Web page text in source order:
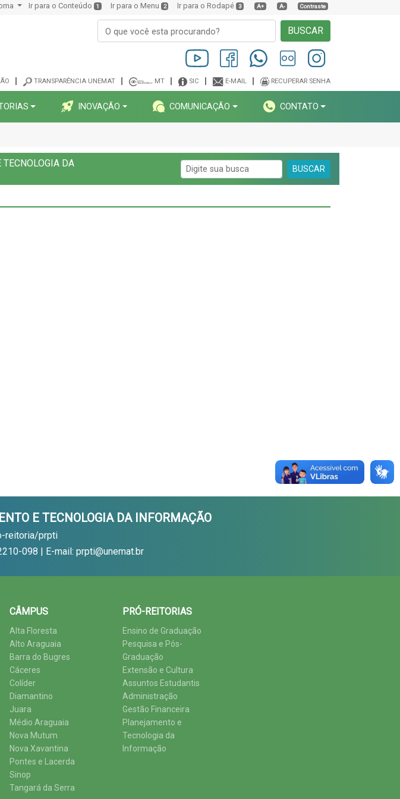
Ir para o Conteúdo 1 Ir para o Menu 2 Ir para o Rodapé 3 A+ A- Contraste
BUSCAR
TRANSPARÊNCIA UNEMAT MT SIC E-MAIL RECUPERAR SENHA
INOVAÇÃO COMUNICAÇÃO CONTATO
DA
BUSCAR
E TECNOLOGIA DA INFORMAÇÃO
reitoria/prpti
098 | E-mail: prpti@unemat.br
CÂMPUS
Alta Floresta
Alto Araguaia
Barra do Bugres
Cáceres
Colíder
Diamantino
Juara
Médio Araguaia
Nova Mutum
Nova Xavantina
Pontes e Lacerda
Sinop
Tangará da Serra
PRÓ-REITORIAS
Ensino de Graduação
Pesquisa e Pós-
Graduação
Extensão e Cultura
Assuntos Estudantis
Administração
Gestão Financeira
Planejamento e
Tecnologia da
Informação